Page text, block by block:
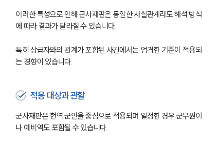
이러한 특성으로 인해 군사재판은 동일한 사실관계라도 해석 방식
에 따라 결과가 달라질 수 있습니다.
특히 상급자와의 관계가 포함된 사건에서는 엄격한 기준이 적용되
는 경향이 있습니다.
적용 대상과 관할
군사재판은 현역 군인을 중심으로 적용되며 일정한 경우 군무원이
나 예비역도 포함될 수 있습니다.